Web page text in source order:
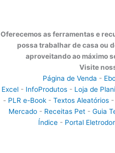
Oferecemos as ferramentas e
possa trabalhar de casa ou
aproveitando ao máximo
Visite
Página de Venda -
Excel- InfoProdutos- Loja de
- PLR e-Book- Textos Aleatórios-
Mercado - Receitas Pet - Guia
Índice - Portal